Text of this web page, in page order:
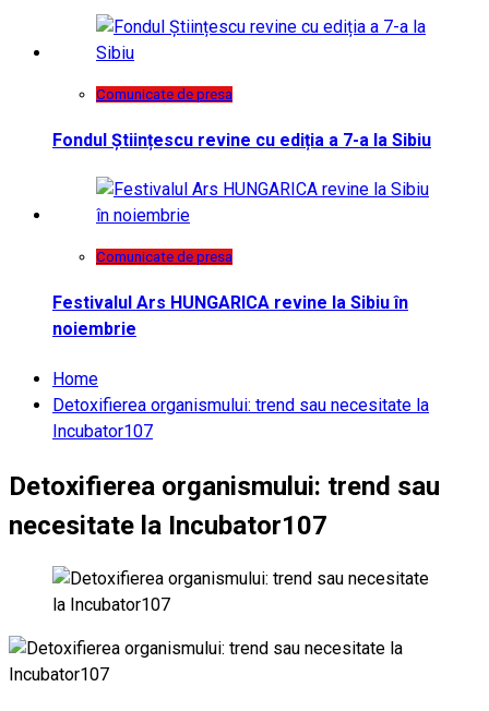
Comunicate de presa
Fondul Științescu revine cu ediția a 7-a la Sibiu
Comunicate de presa
Festivalul Ars HUNGARICA revine la Sibiu în
noiembrie
Home
Detoxifierea organismului: trend sau necesitate la
Incubator107
Detoxifierea organismului: trend sau
necesitate la Incubator107